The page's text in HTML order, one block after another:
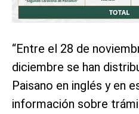
“Entre el 28 de
diciembre se han
Paisano en inglés y en
información sobre